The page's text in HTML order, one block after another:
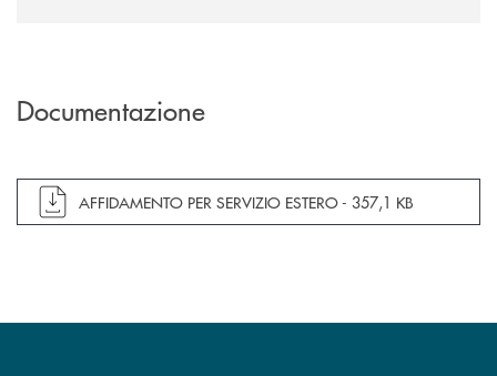
Documentazione
apre documento in una nuova finestra
AFFIDAMENTO PER SERVIZIO ESTERO - 357,1 KB